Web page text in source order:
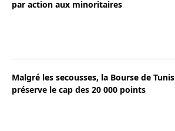
par action aux minoritaires
Malgré les secousses, la Bourse de Tunis
préserve le cap des 20 000 points